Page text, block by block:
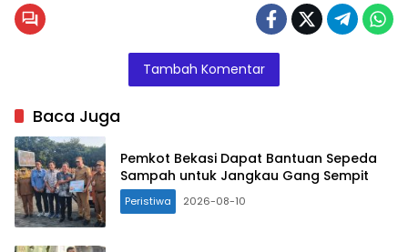
Tambah Komentar
Baca Juga
Pemkot Bekasi Dapat Bantuan Sepeda
Sampah untuk Jangkau Gang Sempit
Peristiwa 2026-08-10